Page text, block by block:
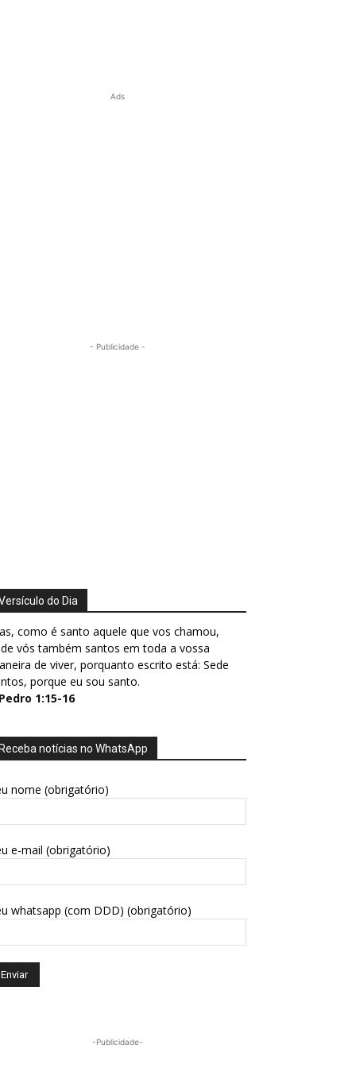
Ads
- Publicidade -
do Dia
como é santo aquele que vos chamou,
vós também santos em toda a vossa
de viver, porquanto escrito está: Sede
porque eu sou santo.
1:15-16
Receba notícias no WhatsApp
nome (obrigatório)
e-mail (obrigatório)
whatsapp (com DDD) (obrigatório)
-Publicidade-